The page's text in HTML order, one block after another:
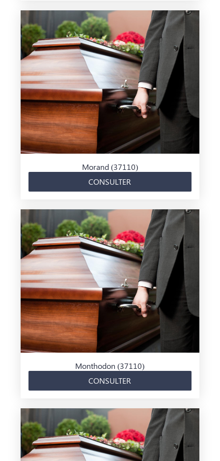
Morand (37110)
CONSULTER
Monthodon (37110)
CONSULTER